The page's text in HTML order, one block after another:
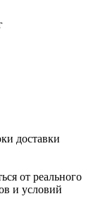
доставки
от реального
и условий